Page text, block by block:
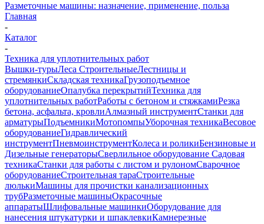
Разметочные машины: назначение, применение, польза
Главная
-
Каталог
-
Техника для уплотнительных работ
Вышки-турыЛеса СтроительныеЛестницы и
стремянкиСкладская техникаГрузоподъемное
оборудованиеОпалубка перекрытийТехника для
уплотнительных работРаботы с бетоном и стяжкамиРезка
бетона, асфальта, кровлиАлмазный инструментСтанки для
арматурыПодъемникиМотопомпыУборочная техникаВесовое
оборудованиеГидравлический
инструментПневмоинструментКолеса и роликиБензиновые и
Дизельные генераторыСверлильное оборудование Садовая
техникаСтанки для работы с листом и рулономСварочное
оборудованиеСтроительная тараСтроительные
люлькиМашины для прочистки канализационных
трубРазметочные машиныОкрасочные
аппаратыШлифовальные машинкиОборудование для
нанесения штукатурки и шпаклевкиКамнерезные